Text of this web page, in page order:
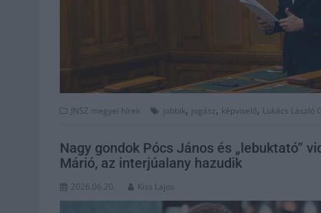
JNSZ megyei hírek jobbik, jogász, képviselő, Lukács László
Nagy gondok Pócs János és „lebuktató”
Márió, az interjúalany hazudik
2026.06.20. Kiss Lajos